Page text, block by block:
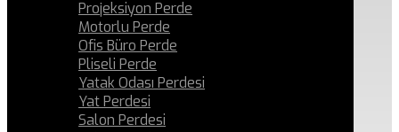
Projeksiyon Perde
Motorlu Perde
Ofis Büro Perde
Pliseli Perde
Yatak Odası Perdesi
Yat Perdesi
Salon Perdesi